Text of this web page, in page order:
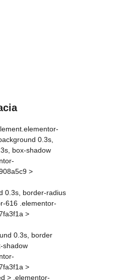
0.3s,
box-shadow
>
0.3s, border-radius
616 .elementor-
>
0.3s, border
shadow
>
> .elementor-